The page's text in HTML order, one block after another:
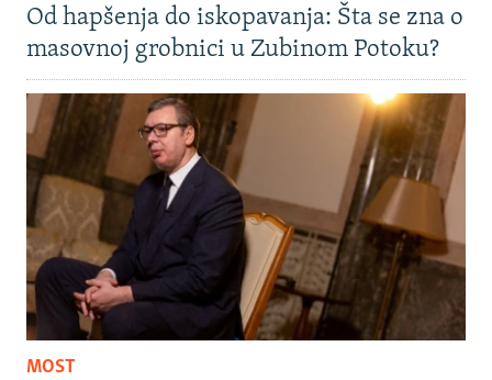
Od hapšenja do iskopavanja: Šta se zna o
masovnoj grobnici u Zubinom Potoku?
MOST